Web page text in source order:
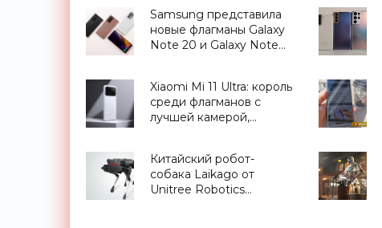
Samsung представила
новые флагманы Galaxy
Note 20 и Galaxy Note
изменилось -
«Смартфоны»
Xiaomi Mi 11 Ultra: король
среди флагманов с
лучшей камерой,
Dolby Vision за $900 -
«Смартфоны»
Китайский робот-
собака Laikago от
Unitree Robotics